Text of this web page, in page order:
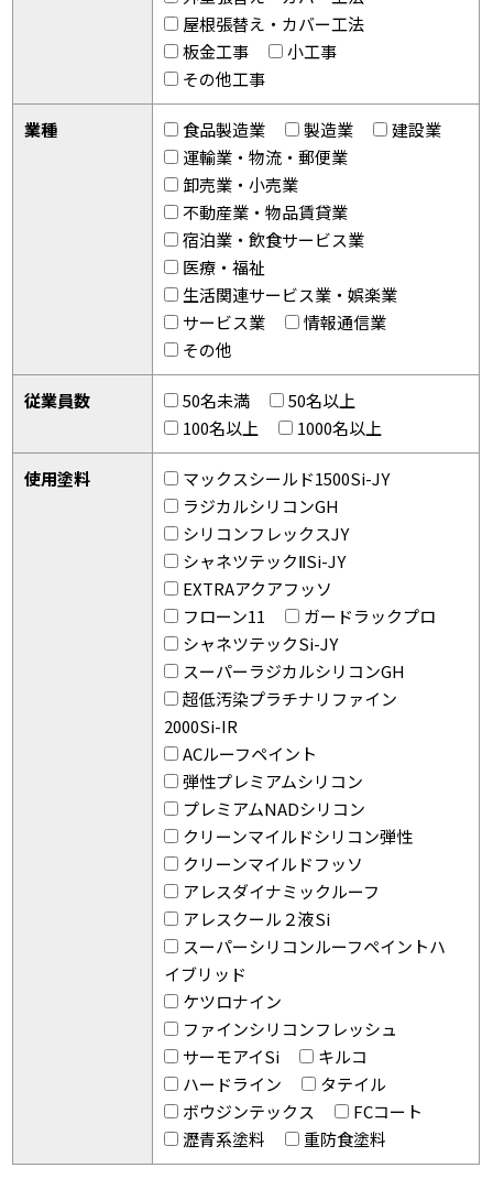
屋根張替え・カバー工法
板金工事
小工事
その他工事
業種 食品製造業 製造業
建設業
運輸業・物流・郵便業
卸売業・小売業
不動産業・物品賃貸業
宿泊業・飲食サービス業
医療・福祉
生活関連サービス業・娯楽業
サービス業
情報通信業
その他
従業員数 50名未満
50名以上
100名以上
1000名以上
使用塗料
マックスシールド1500Si-JY
ラジカルシリコンGH
シリコンフレックスJY
シャネツテックⅡSi-JY
EXTRAアクアフッソ
フローン11
ガードラックプロ
シャネツテックSi-JY
スーパーラジカルシリコンGH
超低汚染プラチナリファイン
2000Si-IR
ACルーフペイント
弾性プレミアムシリコン
プレミアムNADシリコン
クリーンマイルドシリコン弾性
クリーンマイルドフッソ
アレスダイナミックルーフ
アレスクール２液Si
スーパーシリコンルーフペイントハ
イブリッド
ケツロナイン
ファインシリコンフレッシュ
サーモアイSi
キルコ
ハードライン
タテイル
ボウジンテックス
FCコート
瀝青系塗料
重防食塗料